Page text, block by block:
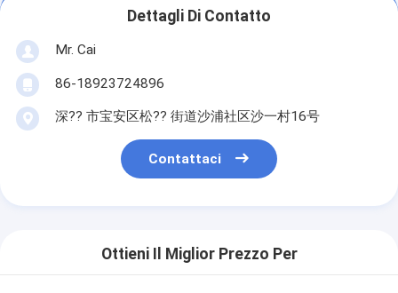
Dettagli Di Contatto
Mr. Cai
86-18923724896
深?? 市宝安区松?? 街道沙浦社区沙一村16号
Contattaci
Ottieni Il Miglior Prezzo Per